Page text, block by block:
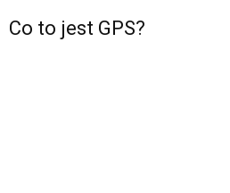
Co to jest GPS?